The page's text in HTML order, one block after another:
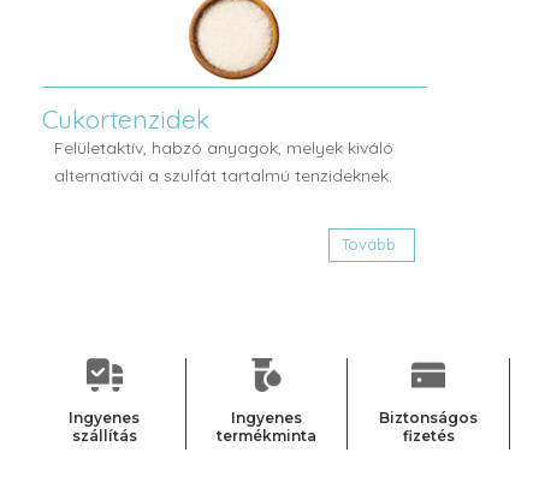
Cukortenzidek
Felületaktív, habzó anyagok, melyek kiváló
alternatívái a szulfát tartalmú tenzideknek.
Tovább
Ingyenes
szállítás
Ingyenes
termékminta
Biztonságos
fizetés